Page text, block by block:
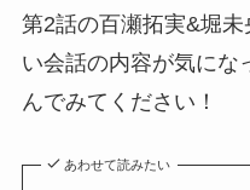
第2話の百瀬拓実&堀
い会話の内容が気にな
んでみてください！
あわせて読みたい